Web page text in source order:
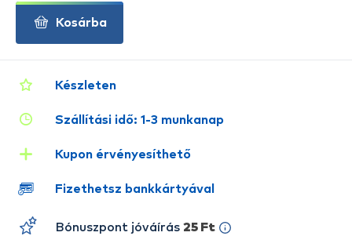
Készleten
Szállítási idő: 1-3 munkanap
Kupon érvényesíthető
Fizethetsz bankkártyával
Bónuszpont jóváírás 25 Ft
Kosárba